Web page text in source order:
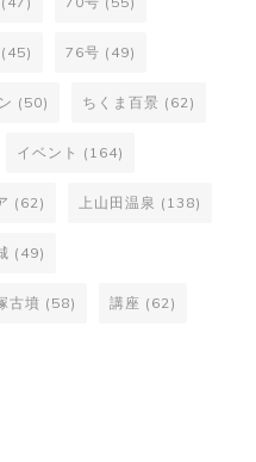
(45) 76号 (49)
(50) ちくま百景 (62)
イベント (164)
(62) 上山田温泉 (138)
(49)
古墳 (58) 講座 (62)